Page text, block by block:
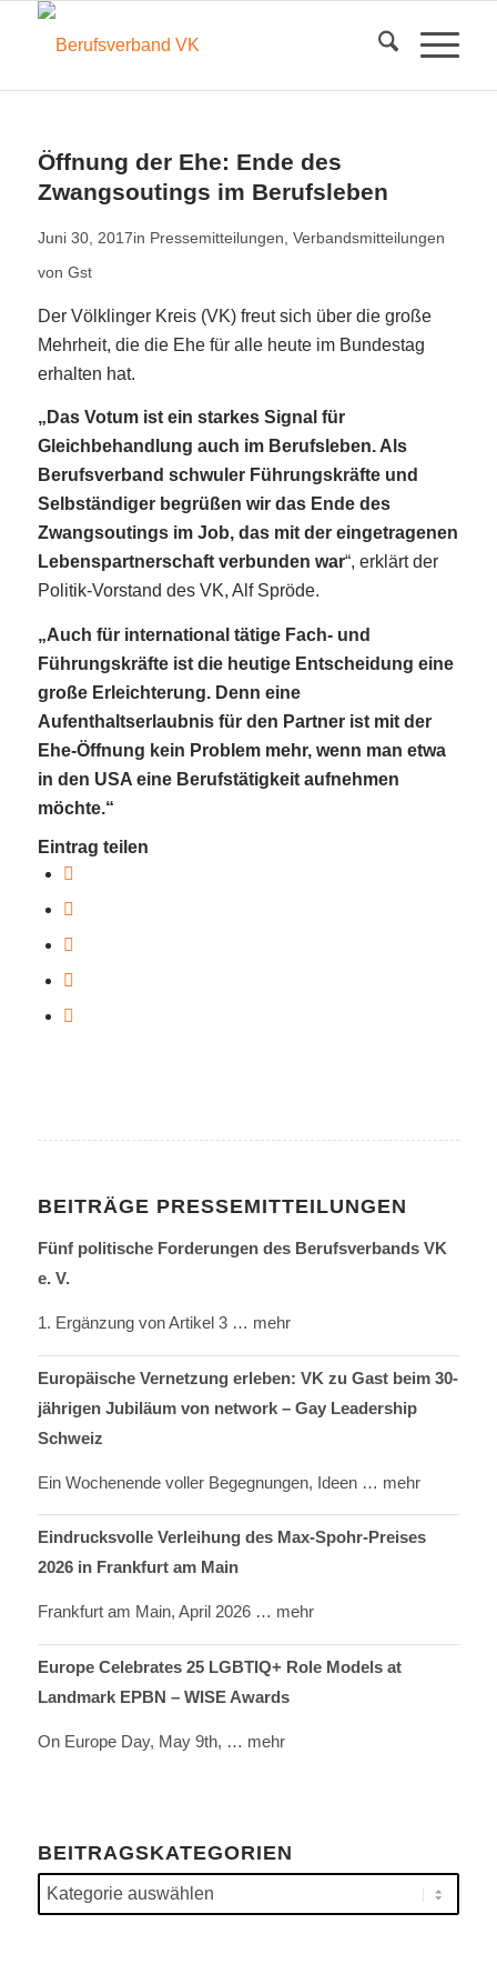
Öffnung der Ehe: Ende des
Zwangsoutings im Berufsleben
Juni 30, 2017in Pressemitteilungen Verbandsmitteilungen
von Gst
Der Völklinger Kreis (VK) freut sich über die große
Mehrheit, die die Ehe für alle heute im Bundestag
erhalten hat.
„Das Votum ist ein starkes Signal für
Gleichbehandlung auch im Berufsleben. Als
Berufsverband schwuler Führungskräfte und
Selbständiger begrüßen wir das Ende des
Zwangsoutings im Job, das mit der eingetragenen
Lebenspartnerschaft verbunden war“, erklärt der
Politik-Vorstand des VK, Alf Spröde.
„Auch für international tätige Fach- und
Führungskräfte ist die heutige Entscheidung eine
große Erleichterung. Denn eine
Aufenthaltserlaubnis für den Partner ist mit der
Ehe-Öffnung kein Problem mehr, wenn man etwa
in den USA eine Berufstätigkeit aufnehmen
möchte.“
Eintrag teilen
BEITRÄGE PRESSEMITTEILUNGEN
Fünf politische Forderungen des Berufsverbands VK
e. V.
1. Ergänzung von Artikel 3 … mehr
Europäische Vernetzung erleben: VK zu Gast beim 30-
jährigen Jubiläum von network – Gay Leadership
Schweiz
Ein Wochenende voller Begegnungen, Ideen … mehr
Eindrucksvolle Verleihung des Max-Spohr-Preises
2026 in Frankfurt am Main
Frankfurt am Main, April 2026 … mehr
Europe Celebrates 25 LGBTIQ+ Role Models at
Landmark EPBN – WISE Awards
On Europe Day, May 9th, … mehr
BEITRAGSKATEGORIEN
Beitragskategorien